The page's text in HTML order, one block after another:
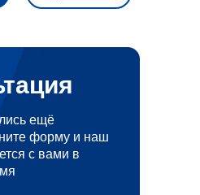
ещё
форму и наш
с вами в